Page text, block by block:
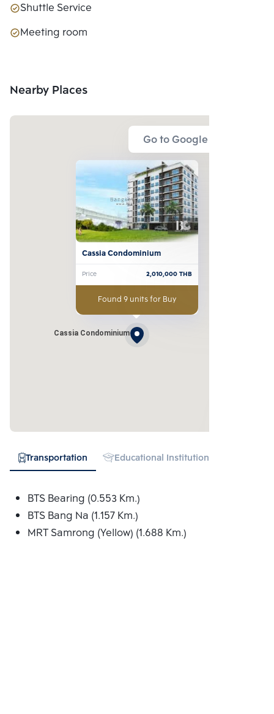
Shuttle Service
Meeting room
Nearby Places
Go to Google Map
Cassia Condominium
Cassia Condominium
Price 2,010,000 THB
Found 9 units for Buy
Transportation Educational Institution
BTS Bearing (0.553 Km.)
BTS Bang Na (1.157 Km.)
MRT Samrong (Yellow) (1.688 Km.)